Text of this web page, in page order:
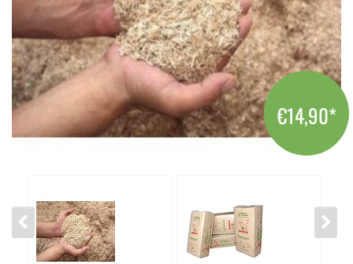
€14,90*